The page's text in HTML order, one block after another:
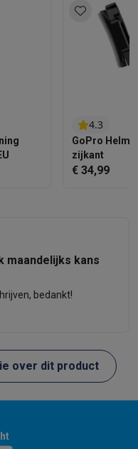
Refurbished
met ecocheques
met ecocheques
elektroSolden op
CashbacksSolden
4.3
GoPro
zijkant
€ 34,99
maandelijks kans
bedankt!
over dit product